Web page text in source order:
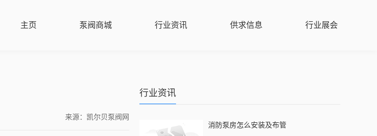
主页 泵阀商城 行业资讯 供求信息 行业展会
来源：凯尔贝泵阀网
行业资讯
消防泵房怎么安装及布管